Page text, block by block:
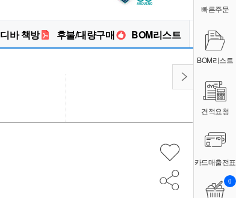
디바 책방 후불/대량구매 BOM리스트
빠른주문
BOM리스트
견적요청
카드매출전표
0